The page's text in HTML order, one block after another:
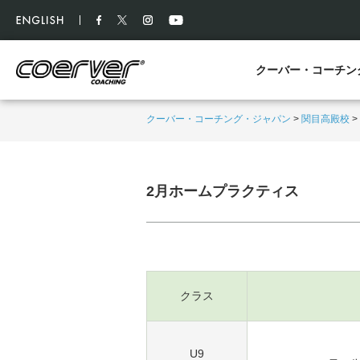
クーバー・コーチン
クーバー・コーチング・ジャパン > 関目高殿校 >
2月ホームプラクティス
クラス
U9